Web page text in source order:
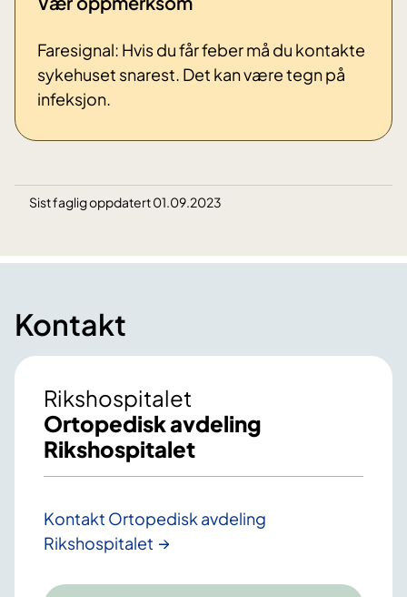
Faresignal: Hvis du får feber må du kontakte
sykehuset snarest. Det kan være tegn på
infeksjon.
Sist faglig oppdatert 01.09.2023
Kontakt
Rikshospitalet
Ortopedisk avdeling
Rikshospitalet
Kontakt Ortopedisk avdeling
Rikshospitalet